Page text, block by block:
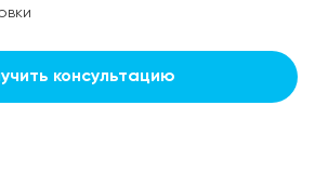
консультацию